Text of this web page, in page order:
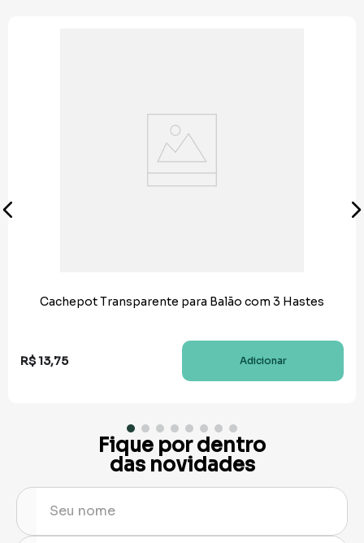
Cachepot Transparente para Balão com 3 Hastes
R$13,75 Adicionar
Fique por dentro
das novidades